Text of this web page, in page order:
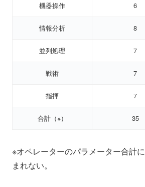
機器操作 6
情報分析 8
並列処理 7
戦術 7
指揮 7
合計（※） 35
※オペレーターのパラメーター合計
まれない。